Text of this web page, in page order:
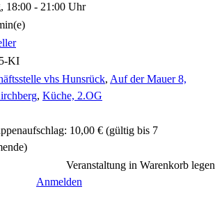
18:00 - 21:00 Uhr
KI
vhs Hunsrück, Auf der Mauer 8,
, Küche, 2.OG
10,00 € (gültig bis 7
Veranstaltung in Warenkorb legen
Anmelden